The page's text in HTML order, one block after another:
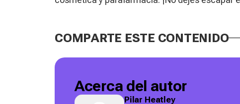
COMPARTE ESTE CONTENIDO
Acerca del autor
Pilar Heatley